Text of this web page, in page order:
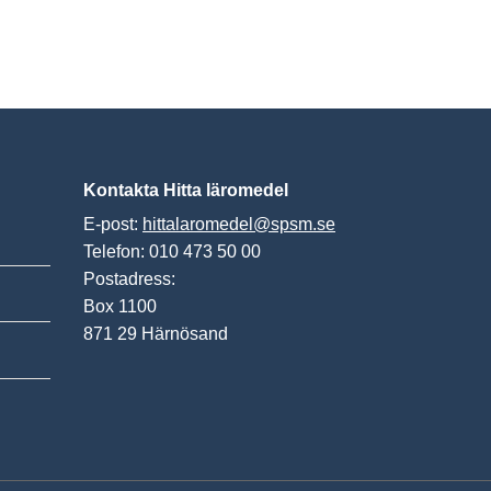
Kontakta Hitta läromedel
E-post: hittalaromedel@spsm.se
Telefon: 010 473 50 00
Postadress:
Box 1100
871 29 Härnösand